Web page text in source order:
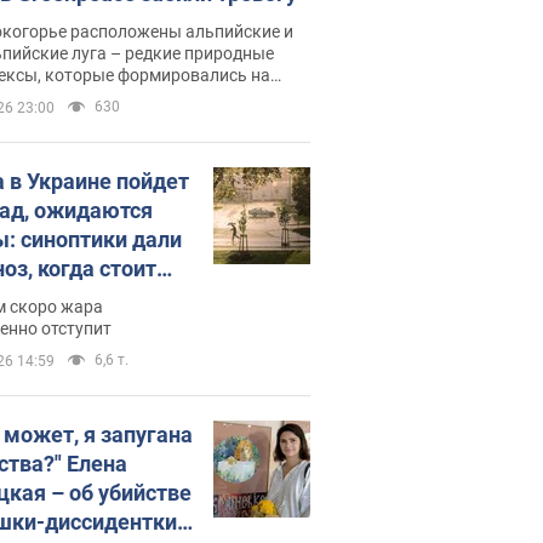
расположены альпийские и
луга – редкие природные
которые формировались на
сотен лет
23:00 630
Украине пойдет
ожидаются
синоптики дали
когда стоит
изменения
скоро жара
отступит
14:59 6,6 т.
я запугана
Елена
– об убийстве
диссидентки